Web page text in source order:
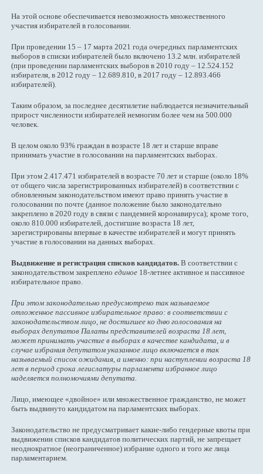
На этой основе обеспечивается невозможность множественного
участия избирателей в голосовании.
При проведении 15 – 17 марта 2021 года очередных парламентских
выборов в списки избирателей было включено 13.2 млн. избирателей
(при проведении парламентских выборов в 2010 году – 12.524.152
избирателя, в 2012 году – 12.689.810, в 2017 году – 12.893.466
избирателей).
Таким образом, за последнее десятилетие наблюдается незначительный
прирост численности избирателей немногим более чем на 500.000
человек.
В целом около 93% граждан в возрасте 18 лет и старше вправе
принимать участие в голосовании на парламентских выборах.
При этом 2.417.471 избирателей в возрасте 70 лет и старше (около 18%
от общего числа зарегистрированных избирателей) в соответствии с
обновленным законодательством имеют право принять участие в
голосовании по почте (данное положение было законодательно
закреплено в 2020 году в связи с пандемией коронавируса); кроме того,
около 810.000 избирателей, достигшие возраста 18 лет,
зарегистрированы впервые в качестве избирателей и могут принять
участие в голосовании на данных выборах.
Выдвижение и регистрация списков кандидатов. В соответствии с
законодательством закреплено единое 18-летнее активное и пассивное
избирательное право.
При этом законодательно предусмотрено так называемое
отложенное пассивное избирательное право: в соответствии с
законодательством лицо, не достигшее ко дню голосования на
выборах депутатов Палаты представителей возраста 18 лет,
может принимать участие в выборах в качестве кандидата, и в
случае избрания депутатом указанное лицо включается в так
называемый список ожидания, а именно: при наступлении возраста 18
лет в период срока легислатуры парламента избранное лицо
наделяется полномочиями депутата.
Лицо, имеющее «двойное» или множественное гражданство, не может
быть выдвинуто кандидатом на парламентских выборах.
Законодательство не предусматривает какие-либо гендерные квоты при
выдвижении списков кандидатов политических партий, не запрещает
неоднократное (неограниченное) избрание одного и того же лица
парламентарием.